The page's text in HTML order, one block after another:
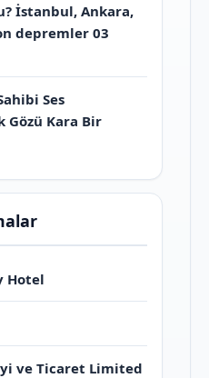
İstanbul, Ankara,
depremler 03
Ses
Gözü Kara Bir
Hotel
ve Ticaret Limited